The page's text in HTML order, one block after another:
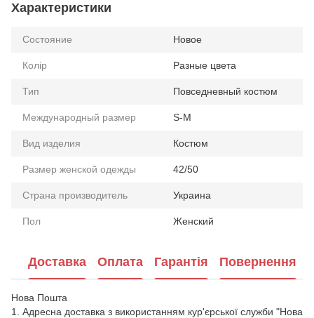
Характеристики
Состояние Новое
Колір Разные цвета
Тип Повседневный костюм
Международный размер S-M
Вид изделия Костюм
Размер женской одежды 42/50
Страна производитель Украина
Пол Женский
Доставка Оплата Гарантія Повернення
Нова Пошта
1. Адресна доставка з використанням кур'єрської служби "Нова